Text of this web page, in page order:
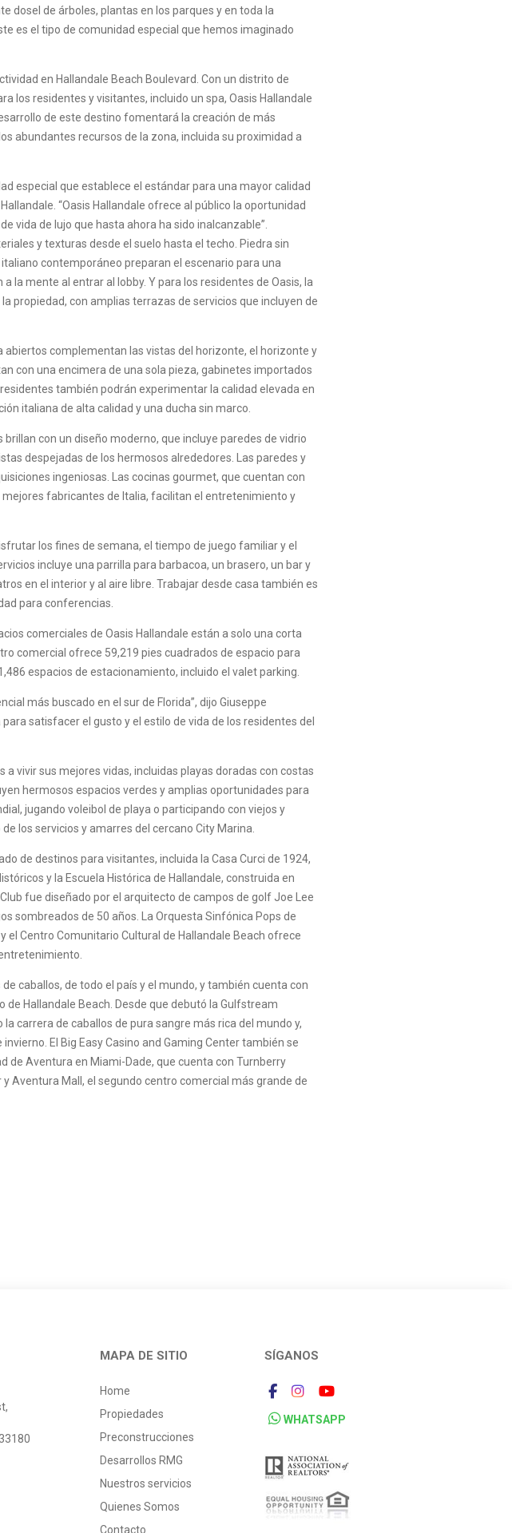
dosel de árboles, plantas en los parques y en toda la
es el tipo de comunidad especial que hemos imaginado
en Hallandale Beach Boulevard. Con un distrito de
los residentes y visitantes, incluido un spa, Oasis Hallandale
de este destino fomentará la creación de más
abundantes recursos de la zona, incluida su proximidad a
especial que establece el estándar para una mayor calidad
“Oasis Hallandale ofrece al público la oportunidad
vida de lujo que hasta ahora ha sido inalcanzable”.
y texturas desde el suelo hasta el techo. Piedra sin
contemporáneo preparan el escenario para una
la mente al entrar al lobby. Y para los residentes de Oasis, la
propiedad, con amplias terrazas de servicios que incluyen de
abiertos complementan las vistas del horizonte, el horizonte y
con una encimera de una sola pieza, gabinetes importados
también podrán experimentar la calidad elevada en
italiana de alta calidad y una ducha sin marco.
brillan con un diseño moderno, que incluye paredes de vidrio
despejadas de los hermosos alrededores. Las paredes y
ingeniosas. Las cocinas gourmet, que cuentan con
fabricantes de Italia, facilitan el entretenimiento y
los fines de semana, el tiempo de juego familiar y el
incluye una parrilla para barbacoa, un brasero, un bar y
en el interior y al aire libre. Trabajar desde casa también es
para conferencias.
comerciales de Oasis Hallandale están a solo una corta
comercial ofrece 59,219 pies cuadrados de espacio para
espacios de estacionamiento, incluido el valet parking.
más buscado en el sur de Florida”, dijo Giuseppe
satisfacer el gusto y el estilo de vida de los residentes del
a vivir sus mejores vidas, incluidas playas doradas con costas
hermosos espacios verdes y amplias oportunidades para
jugando voleibol de playa o participando con viejos y
los servicios y amarres del cercano City Marina.
de destinos para visitantes, incluida la Casa Curci de 1924,
y la Escuela Histórica de Hallandale, construida en
fue diseñado por el arquitecto de campos de golf Joe Lee
sombreados de 50 años. La Orquesta Sinfónica Pops de
el Centro Comunitario Cultural de Hallandale Beach ofrece
caballos, de todo el país y el mundo, y también cuenta con
Hallandale Beach. Desde que debutó la Gulfstream
carrera de caballos de pura sangre más rica del mundo y,
El Big Easy Casino and Gaming Center también se
de Aventura en Miami-Dade, que cuenta con Turnberry
Aventura Mall, el segundo centro comercial más grande de
MAPA DE SITIO
Home
Propiedades
Preconstrucciones
Desarrollos RMG
Nuestros servicios
Quienes Somos
Contacto
SÍGANOS
WHATSAPP